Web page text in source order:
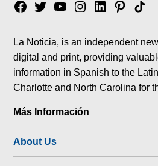
Facebook
TwitterYouTubeInstagram
LinkedinPinterest
Tik
La Noticia, is an independent
digital and print, providing
information in Spanish to the
Charlotte and North Carolina for
Más Información
About Us